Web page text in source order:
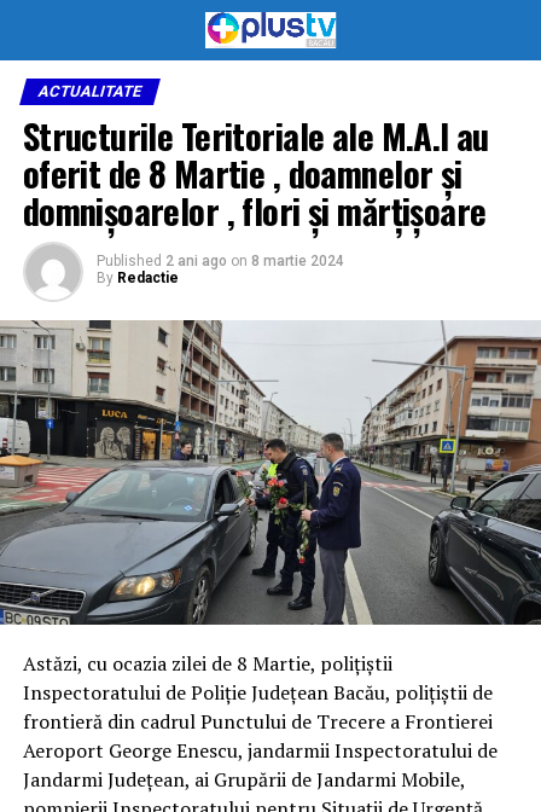
ACTUALITATE
Structurile Teritoriale ale M.A.I au
oferit de 8 Martie , doamnelor și
domnișoarelor , flori și mărțișoare
Published 2 ani ago on 8 martie 2024
By Redactie
Astăzi, cu ocazia zilei de 8 Martie, polițiștii
Inspectoratului de Poliție Județean Bacău, polițiștii de
frontieră din cadrul Punctului de Trecere a Frontierei
Aeroport George Enescu, jandarmii Inspectoratului de
Jandarmi Județean, ai Grupării de Jandarmi Mobile,